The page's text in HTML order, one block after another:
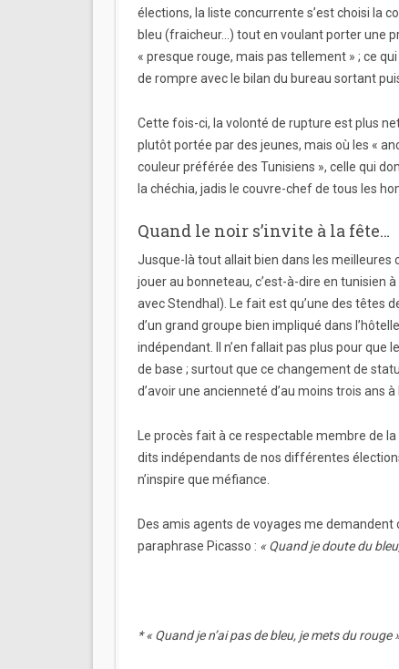
élections, la liste concurrente s’est choisi la
bleu (fraicheur…) tout en voulant porter une
« presque rouge, mais pas tellement » ; ce
de rompre avec le bilan du bureau sortant
Cette fois-ci, la volonté de rupture est plus
plutôt portée par des jeunes, mais où les «
couleur préférée des Tunisiens », celle qui
la chéchia, jadis le couvre-chef de tous les
Quand le noir s’invite à la fête…
Jusque-là tout allait bien dans les meilleures
jouer au bonneteau, c’est-à-dire en tunisien à
avec Stendhal). Le fait est qu’une des têtes
d’un grand groupe bien impliqué dans
indépendant. Il n’en fallait pas plus pour
de base ; surtout que ce changement de
d’avoir une ancienneté d’au moins trois ans
Le procès fait à ce respectable membre de
dits indépendants de nos différentes
n’inspire que méfiance.
Des amis agents de voyages me demandent
paraphrase Picasso : « Quand je doute du
* « Quand je n’ai pas de bleu, je mets du rouge